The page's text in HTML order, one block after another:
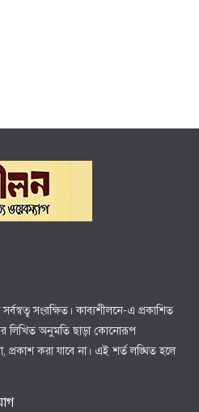
সংরক্ষিত। কাব্যশীলনে-এ প্রকাশিত
লিখিত অনুমতি ছাড়া কোনোরূপ
প্রকাশ করা যাবে না। এই শর্ত লঙ্ঘিত হলে